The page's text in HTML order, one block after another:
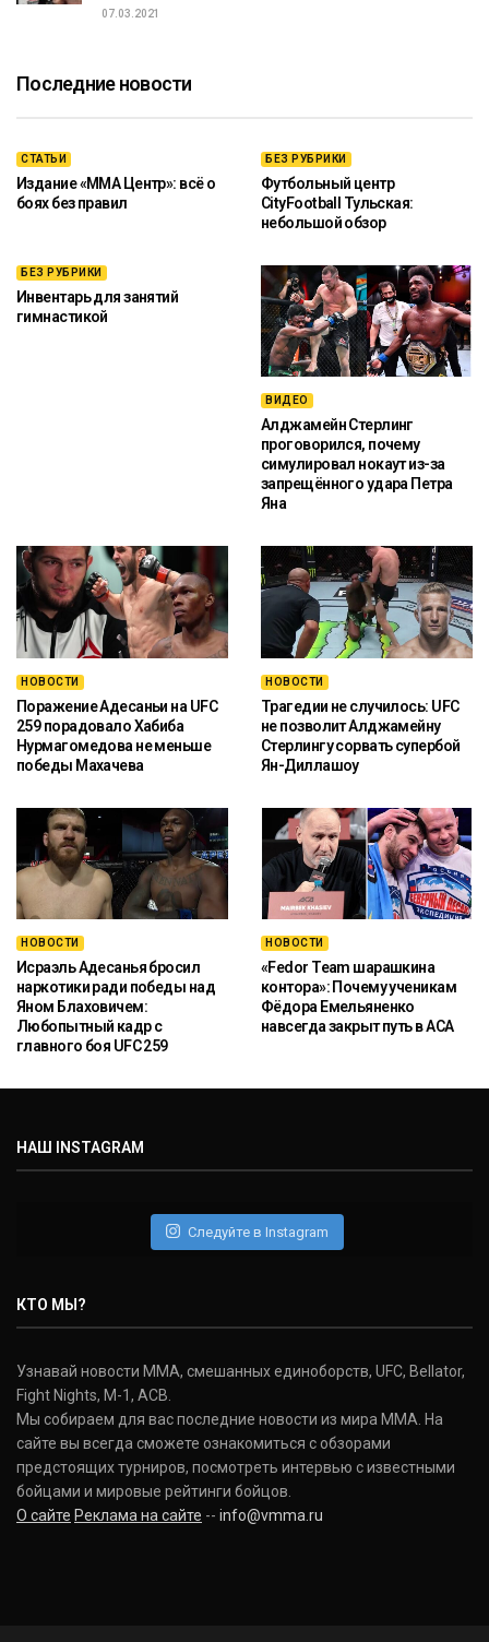
07.03.2021
Последние новости
СТАТЬИ
Издание «ММА Центр»: всё о
боях без правил
БЕЗ РУБРИКИ
Футбольный центр
CityFootball Тульская:
небольшой обзор
БЕЗ РУБРИКИ
Инвентарь для занятий
гимнастикой
ВИДЕО
Алджамейн Стерлинг
проговорился, почему
симулировал нокаут из-за
запрещённого удара Петра
Яна
НОВОСТИ
Поражение Адесаньи на UFC
259 порадовало Хабиба
Нурмагомедова не меньше
победы Махачева
НОВОСТИ
Трагедии не случилось: UFC
не позволит Алджамейну
Стерлингу сорвать супербой
Ян-Диллашоу
НОВОСТИ
Исраэль Адесанья бросил
наркотики ради победы над
Яном Блаховичем:
Любопытный кадр с
главного боя UFC 259
НОВОСТИ
«Fedor Team шарашкина
контора»: Почему ученикам
Фёдора Емельяненко
навсегда закрыт путь в ACA
НАШ INSTAGRAM
Следуйте в Instagram
КТО МЫ?
Узнавай новости ММА, смешанных единоборств, UFC, Bellator,
Fight Nights, M-1, ACB.
Мы собираем для вас последние новости из мира ММА. На
сайте вы всегда сможете ознакомиться с обзорами
предстоящих турниров, посмотреть интервью с известными
бойцами и мировые рейтинги бойцов.
О сайте Реклама на сайте -- info@vmma.ru